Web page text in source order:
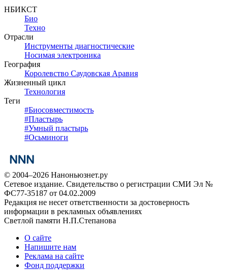
НБИКСТ
Био
Техно
Отрасли
Инструменты диагностические
Носимая электроника
География
Королевство Саудовская Аравия
Жизненный цикл
Технология
Теги
#Биосовместимость
#Пластырь
#Умный пластырь
#Осьминоги
© 2004–2026 Наноньюзнет.ру
Сетевое издание. Свидетельство о регистрации СМИ Эл №
ФС77-35187 от 04.02.2009
Редакция не несет ответственности за достоверность
информации в рекламных объявлениях
Светлой памяти Н.П.Степанова
О сайте
Напишите нам
Реклама на сайте
Фонд поддержки